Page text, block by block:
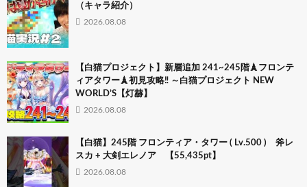
（キャラ紹介）
2026.08.08
【白猫プロジェクト】新層追加 241~245階🗼フロンテ
ィアタワー🗼初見攻略‼ ～白猫プロジェクト NEW
WORLD’S【灯赫】
2026.08.08
【白猫】245階 フロンティア・タワー ( Lv.500 ) 斧レ
スカ + 大剣エレノア 【55,435pt】
2026.08.08